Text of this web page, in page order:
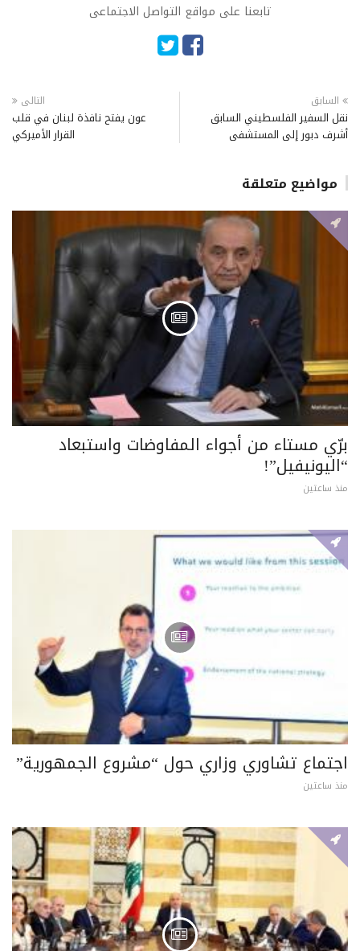
تابعنا على مواقع التواصل الاجتماعى
السابق
نقل السفير الفلسطيني السابق
أشرف دبور إلى المستشفى
التالى
عون يفتح نافذة لبنان في قلب
القرار الأميركي
مواضيع متعلقة
برّي مستاء من أجواء المفاوضات واستبعاد
“اليونيفيل”!
منذ ساعتين
اجتماع تشاوري وزاري حول “مشروع الجمهورية”
منذ ساعتين